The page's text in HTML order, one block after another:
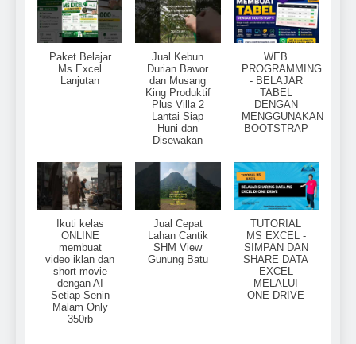
Paket Belajar
Ms Excel
Lanjutan
Jual Kebun
Durian Bawor
dan Musang
King Produktif
Plus Villa 2
Lantai Siap
Huni dan
Disewakan
WEB
PROGRAMMING
- BELAJAR
TABEL
DENGAN
MENGGUNAKAN
BOOTSTRAP
Ikuti kelas
ONLINE
membuat
video iklan dan
short movie
dengan AI
Setiap Senin
Malam Only
350rb
Jual Cepat
Lahan Cantik
SHM View
Gunung Batu
TUTORIAL
MS EXCEL -
SIMPAN DAN
SHARE DATA
EXCEL
MELALUI
ONE DRIVE